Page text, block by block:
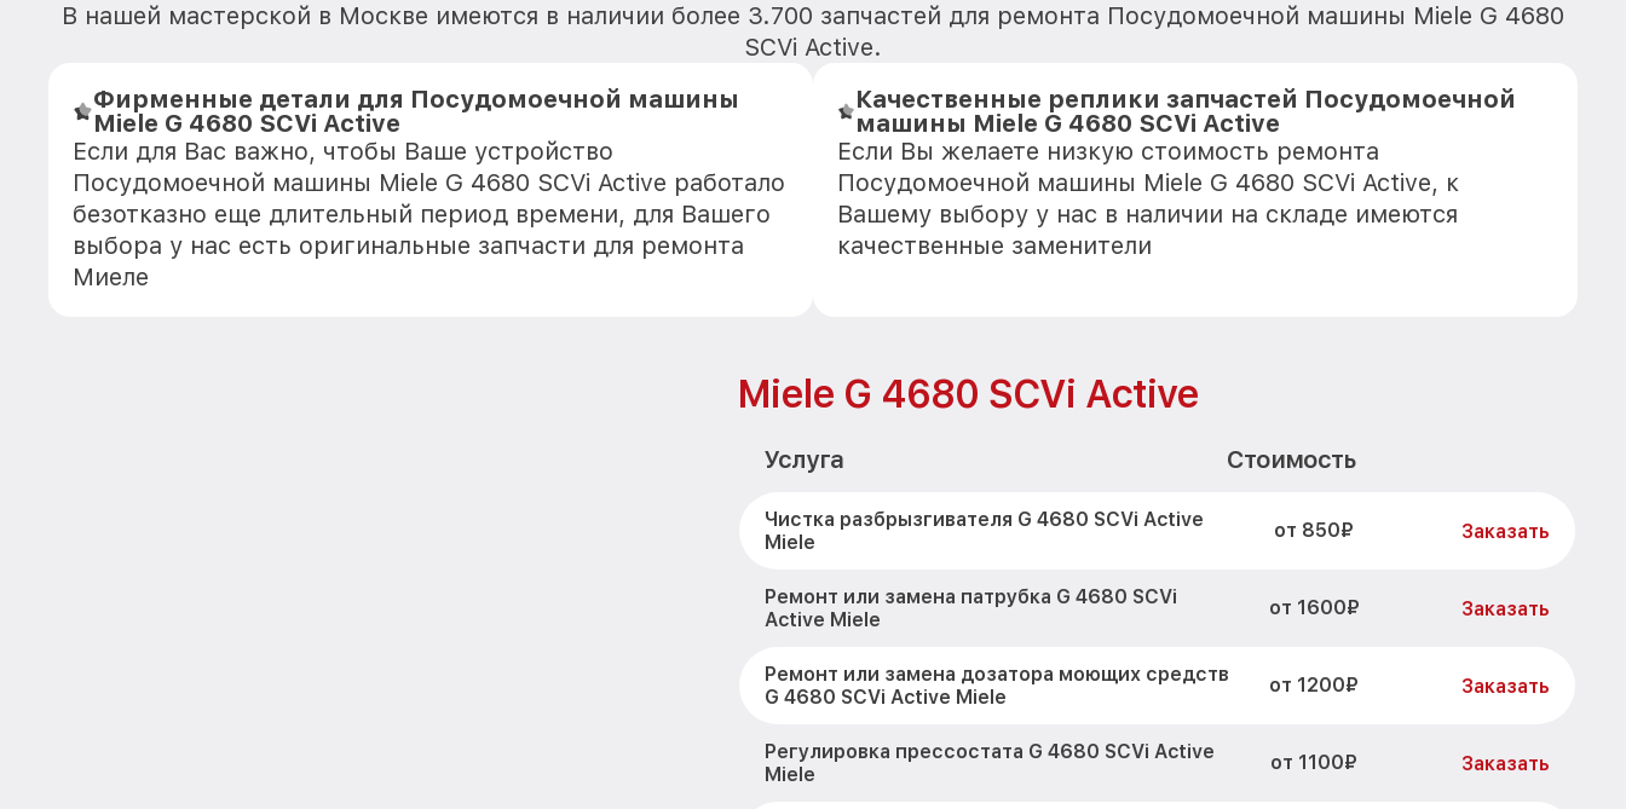
В нашей мастерской в Москве имеются в наличии более 3.700 запчастей для ремонта Посудомоечной машины Miele G 4680
SCVi Active.
Фирменные детали для Посудомоечной машины
Miele G 4680 SCVi Active
Если для Вас важно, чтобы Ваше устройство
Посудомоечной машины Miele G 4680 SCVi Active работало
безотказно еще длительный период времени, для Вашего
выбора у нас есть оригинальные запчасти для ремонта
Миеле
Качественные реплики запчастей Посудомоечной
машины Miele G 4680 SCVi Active
Если Вы желаете низкую стоимость ремонта
Посудомоечной машины Miele G 4680 SCVi Active, к
Вашему выбору у нас в наличии на складе имеются
качественные заменители
Miele G 4680 SCVi Active
Услуга Стоимость
Чистка разбрызгивателя G 4680 SCVi Active
Miele
от 850₽ Заказать
Ремонт или замена патрубка G 4680 SCVi
Active Miele
от 1600₽ Заказать
Ремонт или замена дозатора моющих средств
G 4680 SCVi Active Miele
от 1200₽ Заказать
Регулировка прессостата G 4680 SCVi Active
Miele
от 1100₽ Заказать